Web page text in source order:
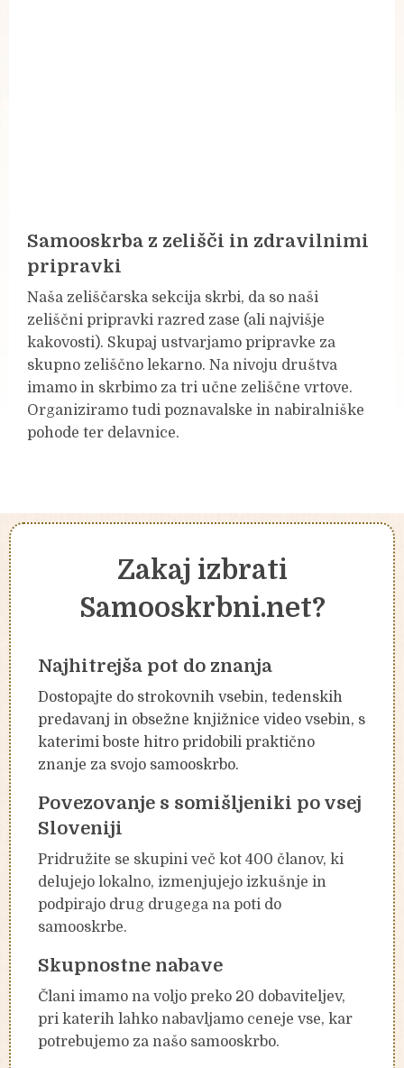
Samooskrba z zelišči in zdravilnimi
pripravki
Naša zeliščarska sekcija skrbi, da so naši
zeliščni pripravki razred zase (ali najvišje
kakovosti). Skupaj ustvarjamo pripravke za
skupno zeliščno lekarno. Na nivoju društva
imamo in skrbimo za tri učne zeliščne vrtove.
Organiziramo tudi poznavalske in nabiralniške
pohode ter delavnice.
Zakaj izbrati
Samooskrbni.net?
Najhitrejša pot do znanja
Dostopajte do strokovnih vsebin, tedenskih
predavanj in obsežne knjižnice video vsebin, s
katerimi boste hitro pridobili praktično
znanje za svojo samooskrbo.
Povezovanje s somišljeniki po vsej
Sloveniji
Pridružite se skupini več kot 400 članov, ki
delujejo lokalno, izmenjujejo izkušnje in
podpirajo drug drugega na poti do
samooskrbe.
Skupnostne nabave
Člani imamo na voljo preko 20 dobaviteljev,
pri katerih lahko nabavljamo ceneje vse, kar
potrebujemo za našo samooskrbo.